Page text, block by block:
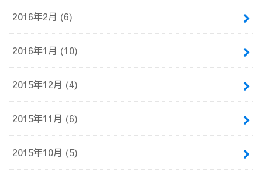
2016年2月 (6)
2016年1月 (10)
2015年12月 (4)
2015年11月 (6)
2015年10月 (5)